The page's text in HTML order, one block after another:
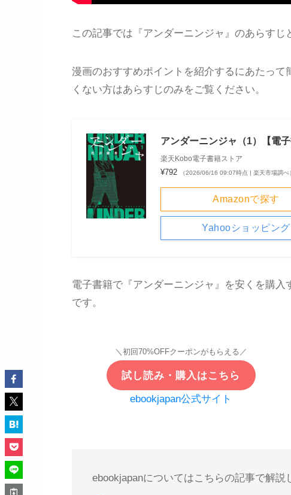
この記事では『アンダーニンジャ』のあらすじ
漫画のおすすめポイントを紹介するにあたっ
くない方はあらすじのみをご覧ください。
アンダーニンジャ（1）【電
楽天Kobo電子書籍ストア
¥792 （2026/06/16 09:07時点 | 楽天市場調べ
Amazonで探す
Yahooショッピング
電子書籍で『アンダーニンジャ』を安くを購入
です。
＼初回70%OFFクーポンがもらえる／
試し読み・購入はこちら
ebookjapan公式サイト
ebookjapanについてはこちらの記事で解説